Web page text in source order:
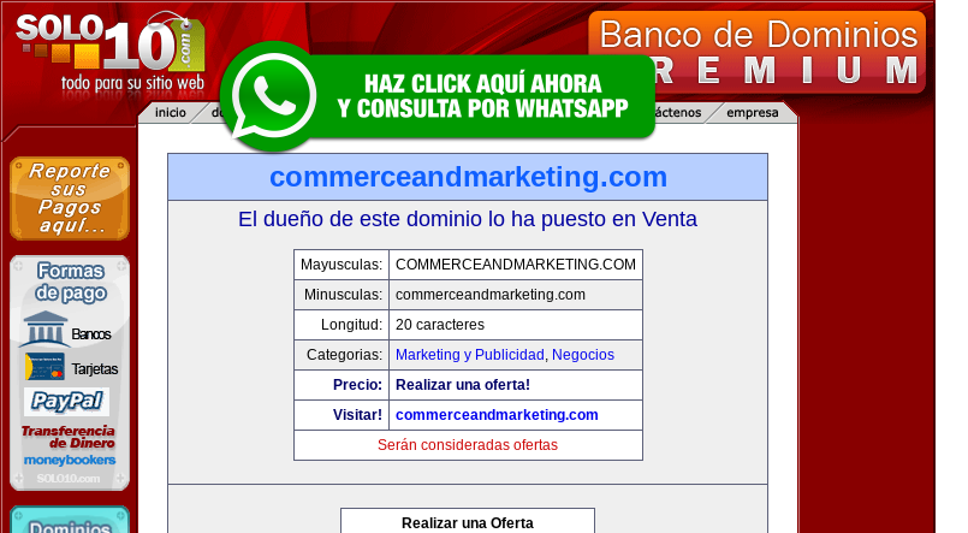
commerceandmarketing.com
El dueño de este dominio lo ha puesto en Venta
Mayusculas:
COMMERCEANDMARKETING.COM
Minusculas:
commerceandmarketing.com
Longitud:
20 caracteres
Categorias:
Marketing y Publicidad , Negocios
Precio:
Realizar una oferta!
Visitar!
commerceandmarketing.com
Serán consideradas ofertas
Realizar una Oferta